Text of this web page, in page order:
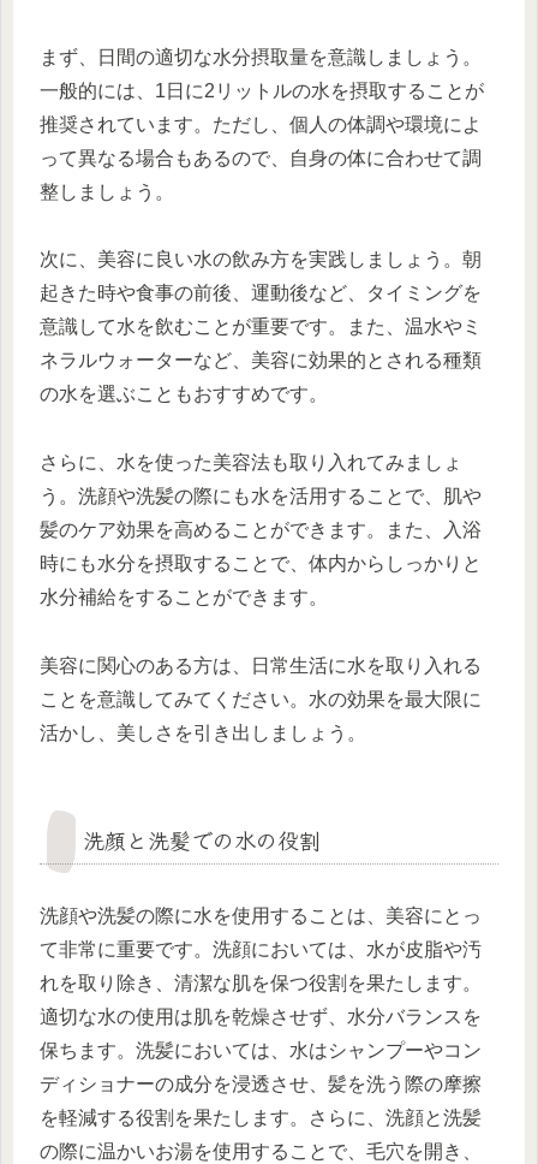
まず、日間の適切な水分摂取量を意識しましょう。
一般的には、1日に2リットルの水を摂取することが
推奨されています。ただし、個人の体調や環境によ
って異なる場合もあるので、自身の体に合わせて調
整しましょう。
次に、美容に良い水の飲み方を実践しましょう。朝
起きた時や食事の前後、運動後など、タイミングを
意識して水を飲むことが重要です。また、温水やミ
ネラルウォーターなど、美容に効果的とされる種類
の水を選ぶこともおすすめです。
さらに、水を使った美容法も取り入れてみましょ
う。洗顔や洗髪の際にも水を活用することで、肌や
髪のケア効果を高めることができます。また、入浴
時にも水分を摂取することで、体内からしっかりと
水分補給をすることができます。
美容に関心のある方は、日常生活に水を取り入れる
ことを意識してみてください。水の効果を最大限に
活かし、美しさを引き出しましょう。
洗顔と洗髪での水の役割
洗顔や洗髪の際に水を使用することは、美容にとっ
て非常に重要です。洗顔においては、水が皮脂や汚
れを取り除き、清潔な肌を保つ役割を果たします。
適切な水の使用は肌を乾燥させず、水分バランスを
保ちます。洗髪においては、水はシャンプーやコン
ディショナーの成分を浸透させ、髪を洗う際の摩擦
を軽減する役割を果たします。さらに、洗顔と洗髪
の際に温かいお湯を使用することで、毛穴を開き、